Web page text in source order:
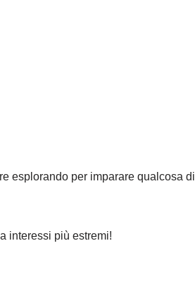
esplorando per imparare qualcosa di
interessi più estremi!